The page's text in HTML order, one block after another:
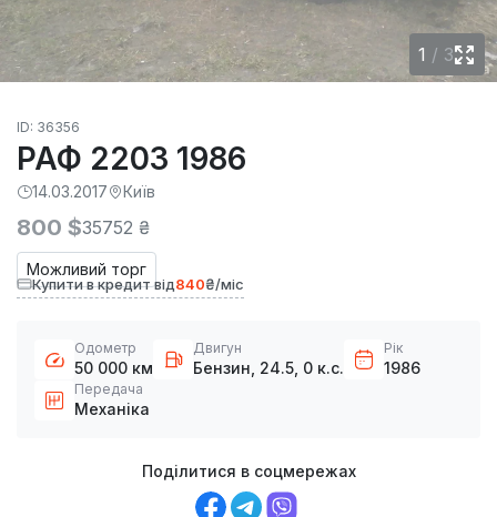
1 / 3
ID: 36356
РАФ 2203 1986
14.03.2017 Київ
Можливий торг
800 $35752 ₴
Купити в кредит від840₴/міс
Одометр
50 000 км
Двигун
Бензин, 24.5, 0 к.с.
Рік
1986
Передача
Механіка
Поділитися в соцмережах